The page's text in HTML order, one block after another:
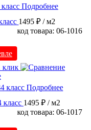
Подробнее
1495 ₽ / м2
код товара: 06-1016
клик
Подробнее
1495 ₽ / м2
код товара: 06-1017